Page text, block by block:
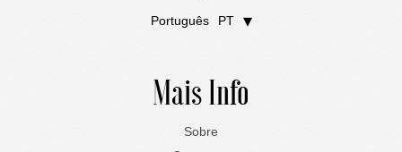
Português PT
English EN
Mais Info
Sobre